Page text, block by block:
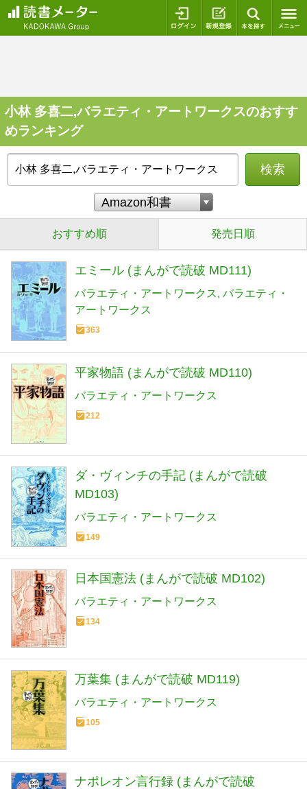
ログイン 新規登録
小林 多喜二,バラエティ・アートワークスのおすす
めランキング
検索
おすすめ順 発売日順
エミール (まんがで読破 MD111)
バラエティ・アートワークス バラエティ・
アートワークス
363
平家物語 (まんがで読破 MD110)
バラエティ・アートワークス
212
ダ・ヴィンチの手記 (まんがで読破
MD103)
バラエティ・アートワークス
149
日本国憲法 (まんがで読破 MD102)
バラエティ・アートワークス
134
万葉集 (まんがで読破 MD119)
バラエティ・アートワークス
105
ナポレオン言行録 (まんがで読破